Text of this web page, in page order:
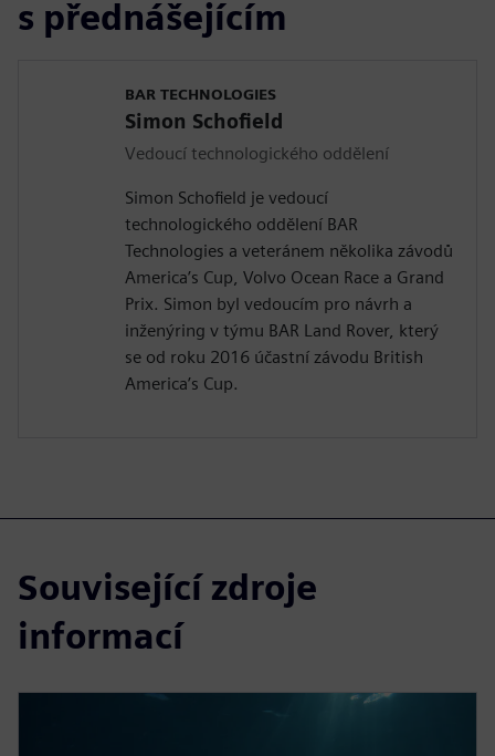
s přednášejícím
BAR TECHNOLOGIES
Simon Schofield
Vedoucí technologického oddělení
Simon Schofield je vedoucí
technologického oddělení BAR
Technologies a veteránem několika závodů
America’s Cup, Volvo Ocean Race a Grand
Prix. Simon byl vedoucím pro návrh a
inženýring v týmu BAR Land Rover, který
se od roku 2016 účastní závodu British
America’s Cup.
Související zdroje
informací